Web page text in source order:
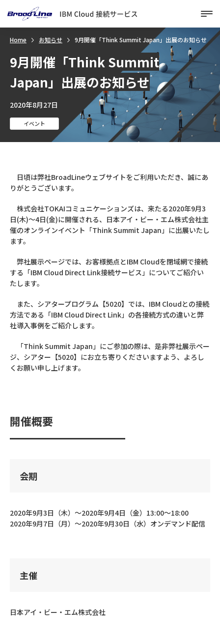
Home お知らせ 9月開催「Think Summit Japan」出展のお知らせ
9月開催「Think Summit
Japan」出展のお知らせ
2020年8月27日
イベント
日頃は弊社BroadLineウェブサイトをご利用いただき、誠にあ
りがとうございます。
株式会社TOKAIコミュニケーションズは、来たる2020年9月3
日(木)～4日(金)に開催される、日本アイ・ビー・エム株式会社主
催のオンラインイベント「Think Summit Japan」に出展いたし
ます。
弊社展示ページでは、お客様拠点とIBM Cloudを閉域網で接続
する「IBM Cloud Direct Link接続サービス」についてご紹介い
たします。
また、シアタープログラム【5020】では、IBM Cloudとの接続
方法である「IBM Cloud Direct Link」の各接続方式の違いと弊
社導入事例をご紹介します。
「Think Summit Japan」にご参加の際は、是非弊社展示ペー
ジ、シアター【5020】にお立ち寄りくださいますよう、よろし
くお願い申し上げます。
開催概要
会期
2020年9月3日（木）～2020年9月4日（金）13:00～18:00
2020年9月7日（月）～2020年9月30日（水）オンデマンド配信
主催
日本アイ・ビー・エム株式会社